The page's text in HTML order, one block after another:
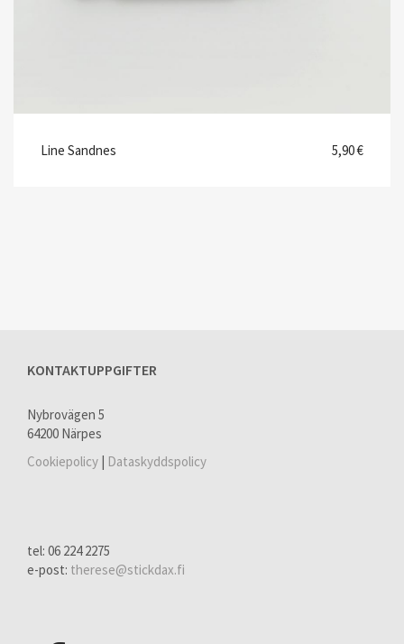
Line Sandnes 5,90 €
KONTAKTUPPGIFTER
Nybrovägen 5
64200 Närpes
Cookiepolicy | Dataskyddspolicy
tel: 06 224 2275
e-post: therese@stickdax.fi